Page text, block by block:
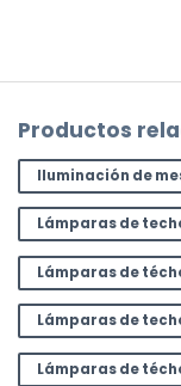
Productos
Iluminación de
Lámparas de
Lámparas de
Lámparas de
Lámparas de